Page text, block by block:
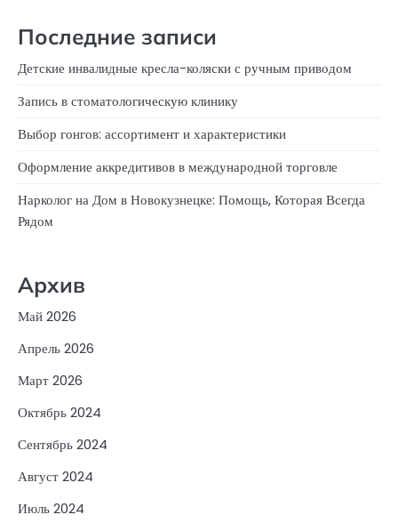
Последние записи
Детские инвалидные кресла-коляски с ручным приводом
Запись в стоматологическую клинику
Выбор гонгов: ассортимент и характеристики
Оформление аккредитивов в международной торговле
Нарколог на Дом в Новокузнецке: Помощь, Которая Всегда
Рядом
Архив
Май 2026
Апрель 2026
Март 2026
Октябрь 2024
Сентябрь 2024
Август 2024
Июль 2024